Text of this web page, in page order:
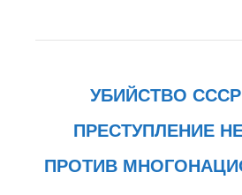
УБИЙСТВО
ПРЕСТУПЛЕНИЕ
ПРОТИВ